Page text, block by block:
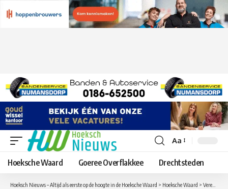
Lettergrootte
aanpassen
Aa
Hoeksche Waard Goeree Overflakkee Drechtsteden
Hoeksch Nieuws – Altijd als eerste op de hoogte in de Hoeksche Waard > Hoeksche Waard > Verenigingen zijn geschokt over collegevoorstel nieuwbouw zwembad Numansdorp